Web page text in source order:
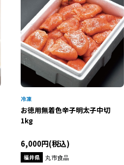
お徳用無着色辛子明太子中切
1kg
6,000円(税込)
福井県 丸市食品